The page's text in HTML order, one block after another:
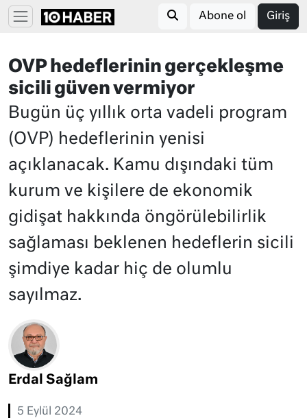
Abone ol Giriş
OVP hedeflerinin gerçekleşme
sicili güven vermiyor
Bugün üç yıllık orta vadeli program
(OVP) hedeflerinin yenisi
açıklanacak. Kamu dışındaki tüm
kurum ve kişilere de ekonomik
gidişat hakkında öngörülebilirlik
sağlaması beklenen hedeflerin sicili
şimdiye kadar hiç de olumlu
sayılmaz.
Erdal Sağlam
5 Eylül 2024